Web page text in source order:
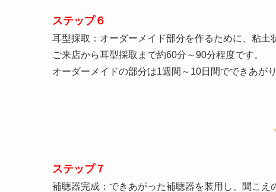
ステップ６
耳型採取：オーダーメイド部分を作るために、粘土
ご来店から耳型採取まで約60分～90分程度です。
オーダーメイドの部分は1週間～10日間でできあがり
ステップ７
補聴器完成：できあがった補聴器を装用し、聞こえ